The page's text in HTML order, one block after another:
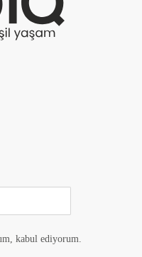
kabul ediyorum.